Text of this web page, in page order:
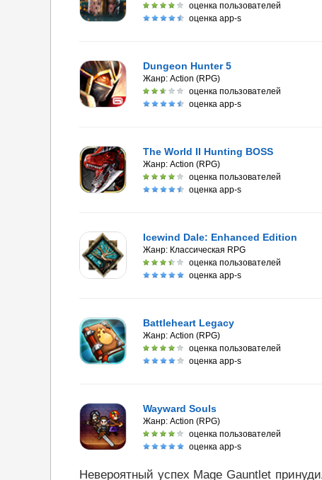
оценка пользователей
оценка app-s
Dungeon Hunter 5
Жанр: Action (RPG)
оценка пользователей
оценка app-s
The World II Hunting BOSS
Жанр: Action (RPG)
оценка пользователей
оценка app-s
Icewind Dale: Enhanced Edition
Жанр: Классическая RPG
оценка пользователей
оценка app-s
Battleheart Legacy
Жанр: Action (RPG)
оценка пользователей
оценка app-s
Wayward Souls
Жанр: Action (RPG)
оценка пользователей
оценка app-s
Невероятный успех Mage Gauntlet